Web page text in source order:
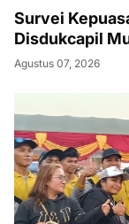
Survei
Disdukcapil
Agustus 07, 2026